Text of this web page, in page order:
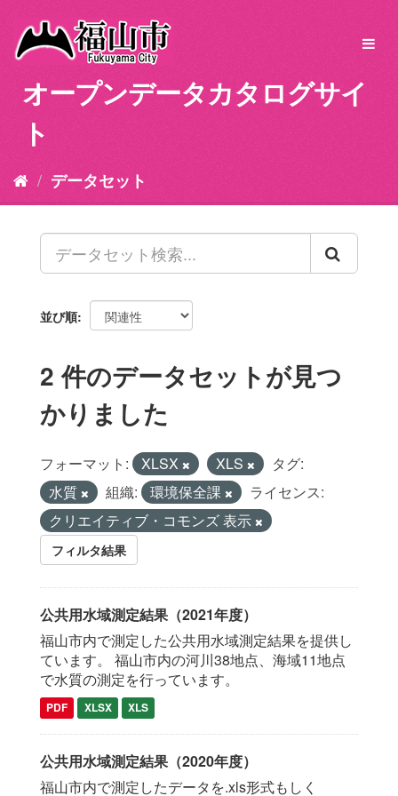
オープンデータカタログサイ
ト
データセット
並び順
2 件のデータセットが見つ
かりました
フォーマット: XLSX XLS
タグ:
水質
組織: 環境保全課
ライセンス:
クリエイティブ・コモンズ 表示
フィルタ結果
公共用水域測定結果（2021年度）
福山市内で測定した公共用水域測定結果を提供し
ています。 福山市内の河川38地点、海域11地点
で水質の測定を行っています。
PDF XLSX XLS
公共用水域測定結果（2020年度）
福山市内で測定したデータを.xls形式もしく